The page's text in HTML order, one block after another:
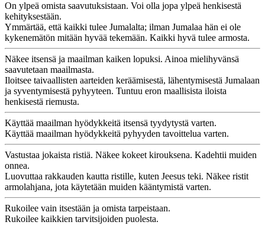
On ylpeä omista saavutuksistaan. Voi olla jopa ylpeä henkisestä
kehityksestään.
Ymmärtää, että kaikki tulee Jumalalta; ilman Jumalaa hän ei ole
kykenemätön mitään hyvää tekemään. Kaikki hyvä tulee armosta.
Näkee itsensä ja maailman kaiken lopuksi. Ainoa mielihyvänsä
saavutetaan maailmasta.
Iloitsee taivaallisten aarteiden keräämisestä, lähentymisestä Jumalaan
ja syventymisestä pyhyyteen. Tuntuu eron maallisista iloista
henkisestä riemusta.
Käyttää maailman hyödykkeitä itsensä tyydytystä varten.
Käyttää maailman hyödykkeitä pyhyyden tavoittelua varten.
Vastustaa jokaista ristiä. Näkee kokeet kirouksena. Kadehtii muiden
onnea.
Luovuttaa rakkauden kautta ristille, kuten Jeesus teki. Näkee ristit
armolahjana, jota käytetään muiden kääntymistä varten.
Rukoilee vain itsestään ja omista tarpeistaan.
Rukoilee kaikkien tarvitsijoiden puolesta.